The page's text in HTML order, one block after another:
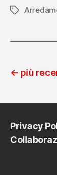
Tag
← più
Privacy